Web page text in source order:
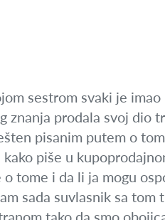
sestrom svaki je
znanja prodala svoj dio
pisanim putem o
piše u
tome i da li ja mogu
sada suvlasnik sa
tako da smo